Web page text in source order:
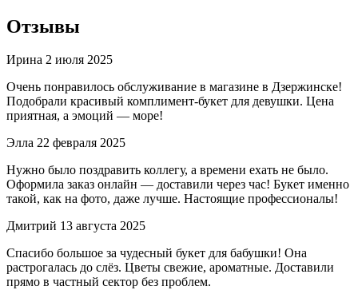
Отзывы
Ирина 2 июля 2025
Очень понравилось обслуживание в магазине в Дзержинске!
Подобрали красивый комплимент-букет для девушки. Цена
приятная, а эмоций — море!
Элла 22 февраля 2025
Нужно было поздравить коллегу, а времени ехать не было.
Оформила заказ онлайн — доставили через час! Букет именно
такой, как на фото, даже лучше. Настоящие профессионалы!
Дмитрий 13 августа 2025
Спасибо большое за чудесный букет для бабушки! Она
растрогалась до слёз. Цветы свежие, ароматные. Доставили
прямо в частный сектор без проблем.